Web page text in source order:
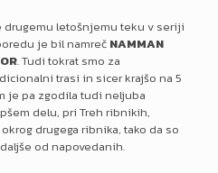
letošnjemu teku v seriji
je bil namreč NAMMAN
. Tudi tokrat smo za
trasi in sicer krajšo na 5
je pa zgodila tudi neljuba
delu, pri Treh ribnikih,
drugega ribnika, tako da so
od napovedanih.